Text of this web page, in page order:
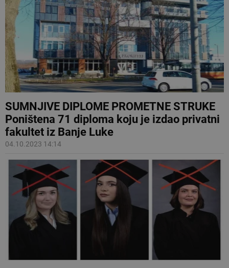
SUMNJIVE DIPLOME PROMETNE STRUKE
Poništena 71 diploma koju je izdao privatni
fakultet iz Banje Luke
04.10.2023 14:14